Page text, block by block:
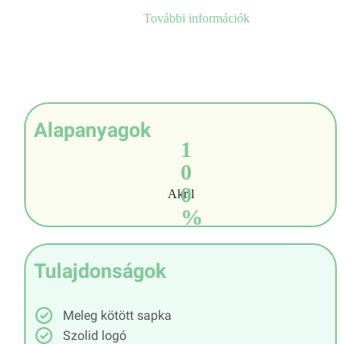
További információk
Alapanyagok
1
0
0
%
Akril
Tulajdonságok
Meleg kötött sapka
Szolid logó